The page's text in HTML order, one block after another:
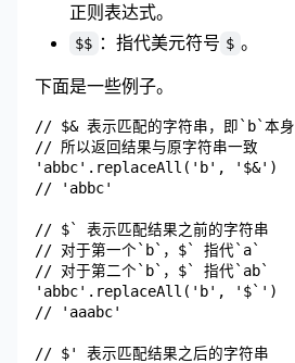
正则表达式。
$$ ：指代美元符号 $ 。
下面是一些例子。
// $& 表示匹配的字符串，即`b`本身
// 所以返回结果与原字符串一致
'abbc'.replaceAll('b', '$&')
// 'abbc'
// $` 表示匹配结果之前的字符串
// 对于第一个`b`，$` 指代`a`
// 对于第二个`b`，$` 指代`ab`
'abbc'.replaceAll('b', '$`')
// 'aaabc'
// $' 表示匹配结果之后的字符串